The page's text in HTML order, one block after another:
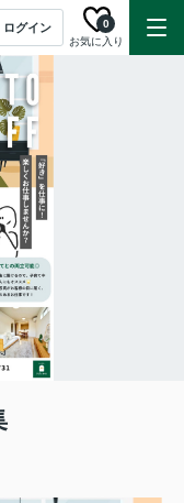
ログイン
お気に入り
0